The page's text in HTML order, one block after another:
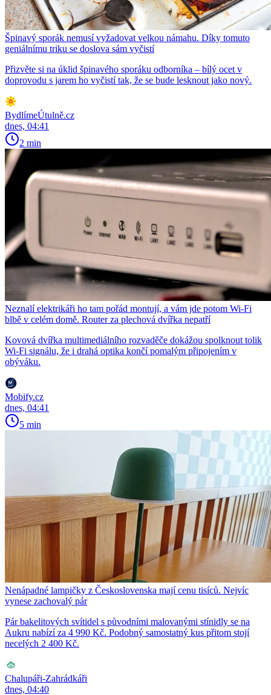
Špinavý sporák nemusí vyžadovat velkou námahu. Díky tomuto
geniálnímu triku se doslova sám vyčistí
Přizvěte si na úklid špinavého sporáku odborníka – bílý ocet v
doprovodu s jarem ho vyčistí tak, že se bude lesknout jako nový.
BydlímeÚtulně.cz
dnes, 04:41
2 min
Neznalí elektrikáři ho tam pořád montují, a vám jde potom Wi-Fi
blbě v celém domě. Router za plechová dvířka nepatří
Kovová dvířka multimediálního rozvaděče dokážou spolknout tolik
Wi-Fi signálu, že i drahá optika končí pomalým připojením v
obýváku.
Mobify.cz
dnes, 04:41
5 min
Nenápadné lampičky z Československa mají cenu tisíců. Nejvíc
vynese zachovalý pár
Pár bakelitových svítidel s původními malovanými stínidly se na
Aukru nabízí za 4 990 Kč. Podobný samostatný kus přitom stojí
necelých 2 400 Kč.
Chalupáři-Zahrádkáři
dnes, 04:40